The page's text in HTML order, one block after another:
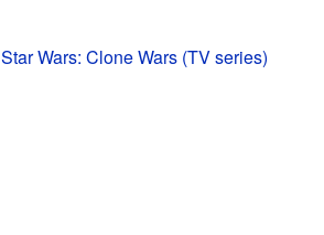
Star Wars: Clone Wars (TV series)